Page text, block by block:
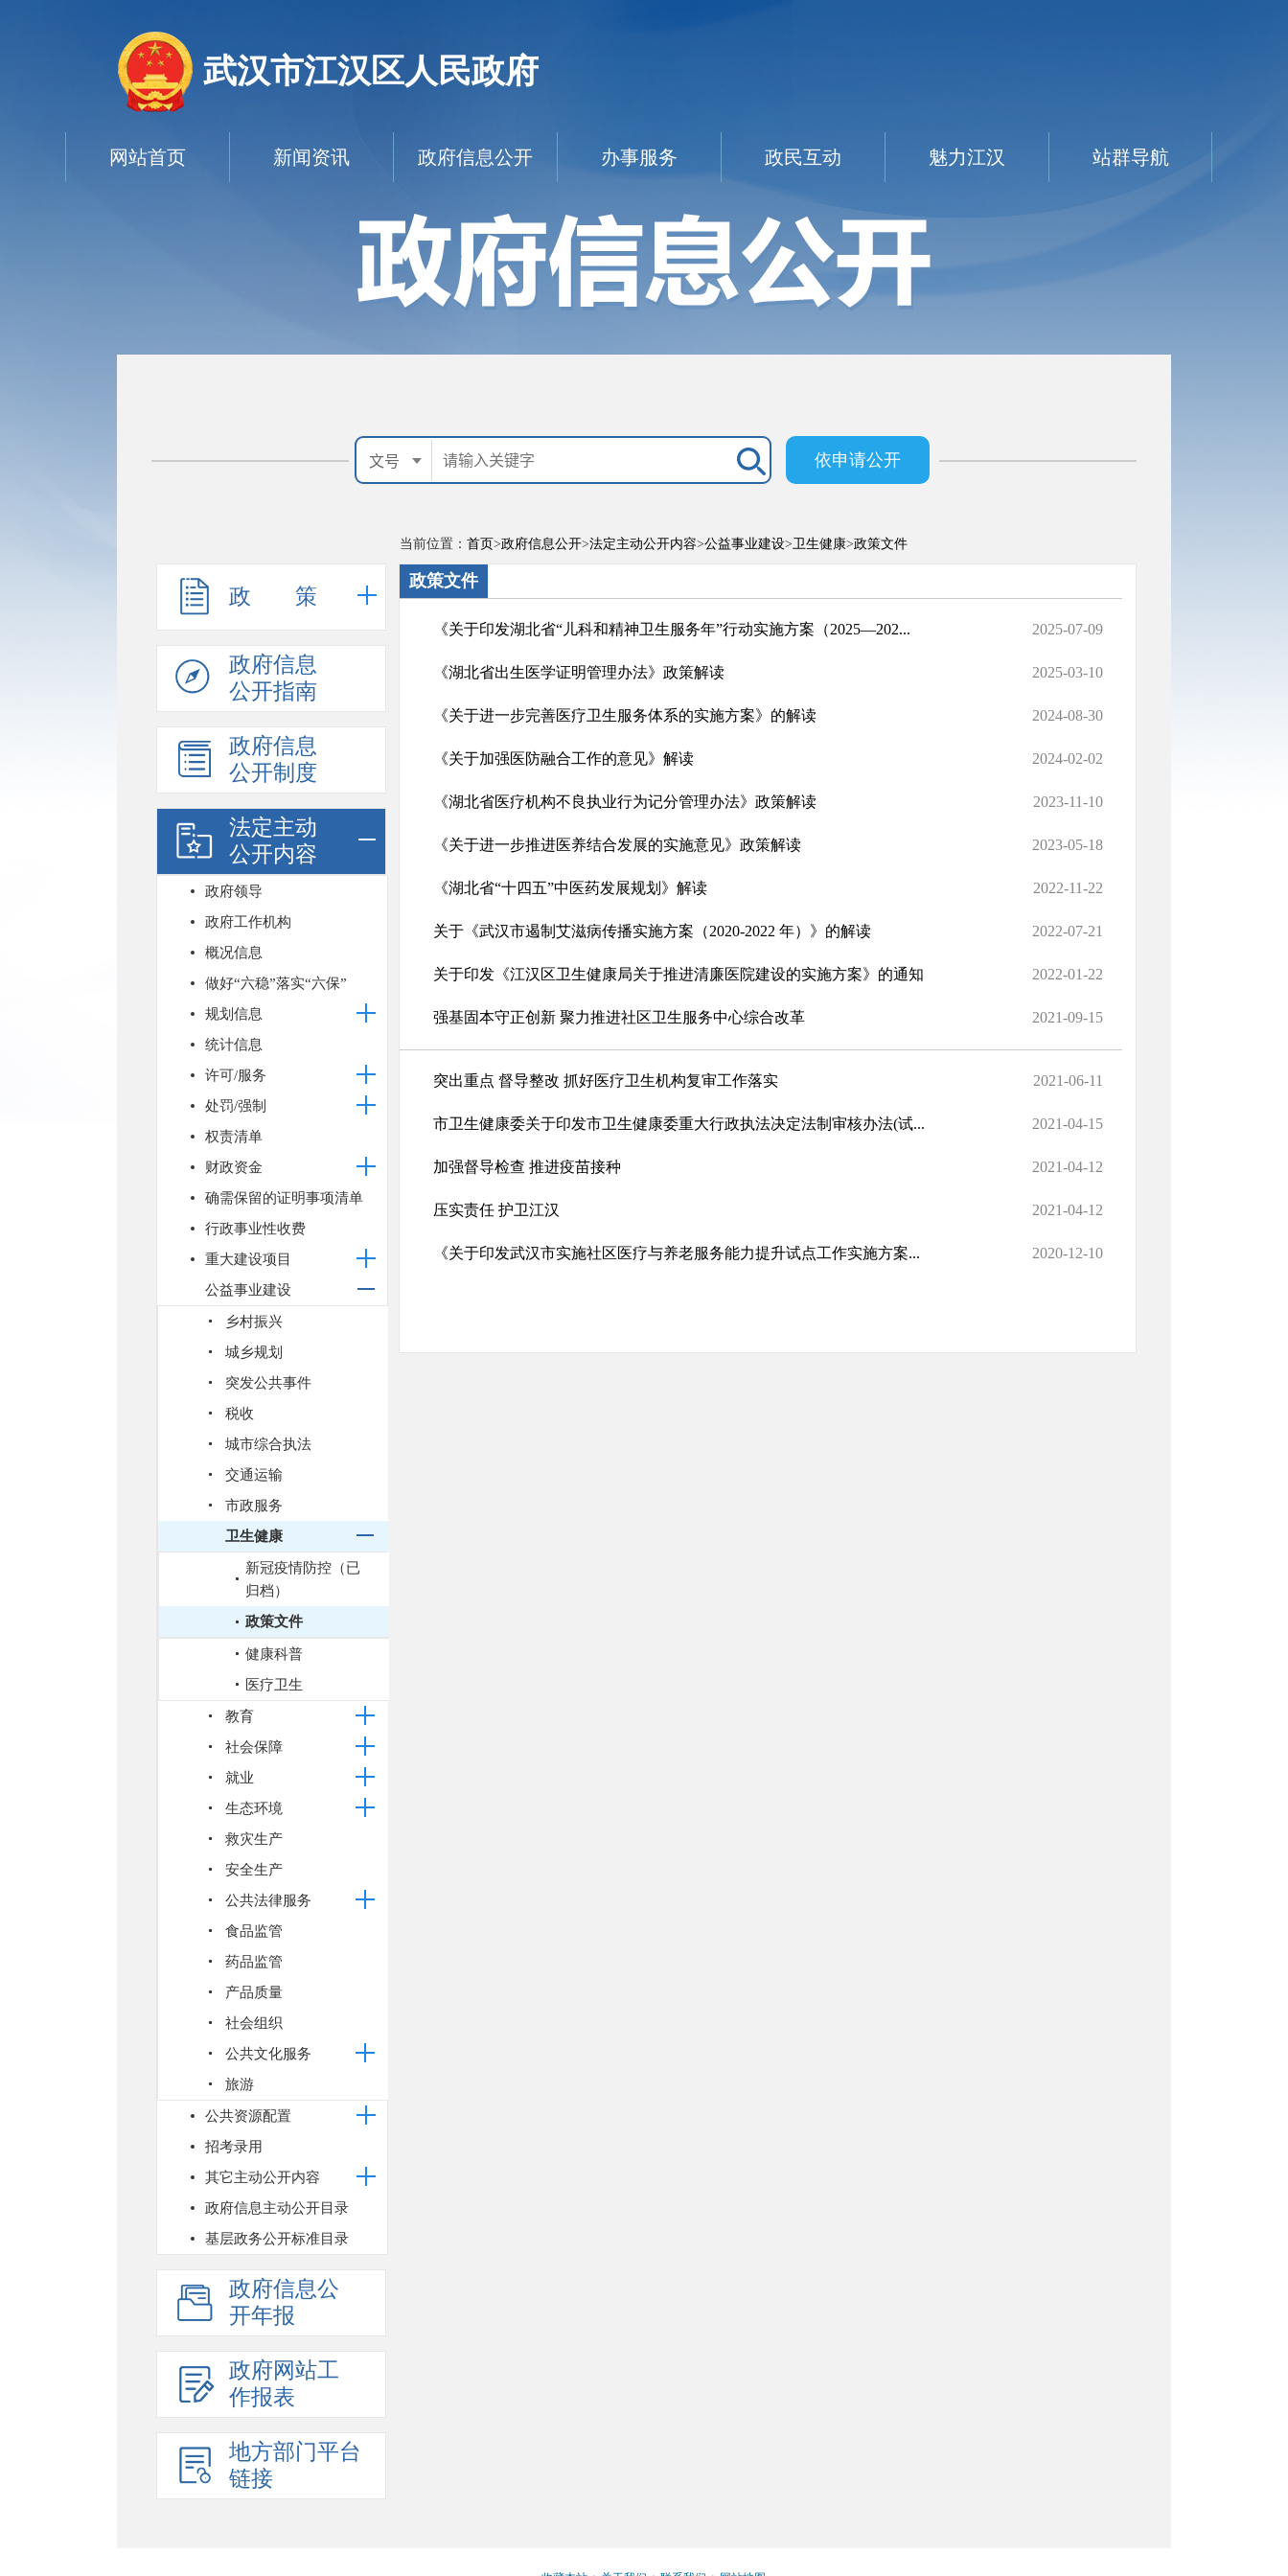
武汉市江汉区人民政府
依申请公开
网站首页 新闻资讯 政府信息公开 办事服务 政民互动 魅力江汉 站群导航
政 策
政府信息
公开指南
政府信息
公开制度
法定主动
公开内容
政府领导
政府工作机构
概况信息
做好“六稳”落实“六保”
规划信息
统计信息
许可/服务
处罚/强制
权责清单
财政资金
确需保留的证明事项清单
行政事业性收费
重大建设项目
公益事业建设
乡村振兴
城乡规划
突发公共事件
税收
城市综合执法
交通运输
市政服务
卫生健康
新冠疫情防控（已
归档）
政策文件
健康科普
医疗卫生
教育
社会保障
就业
生态环境
救灾生产
安全生产
公共法律服务
食品监管
药品监管
产品质量
社会组织
公共文化服务
旅游
公共资源配置
招考录用
其它主动公开内容
政府信息主动公开目录
基层政务公开标准目录
政府信息公
开年报
政府网站工
作报表
地方部门平台
链接
当前位置： 首页>政府信息公开>法定主动公开内容>公益事业建设>卫生健康>政策文件
政策文件
《关于印发湖北省“儿科和精神卫生服务年”行动实施方案（2025—202... 2025-07-09
《湖北省出生医学证明管理办法》政策解读 2025-03-10
《关于进一步完善医疗卫生服务体系的实施方案》的解读 2024-08-30
《关于加强医防融合工作的意见》解读 2024-02-02
《湖北省医疗机构不良执业行为记分管理办法》政策解读 2023-11-10
《关于进一步推进医养结合发展的实施意见》政策解读 2023-05-18
《湖北省“十四五”中医药发展规划》解读 2022-11-22
关于《武汉市遏制艾滋病传播实施方案（2020-2022 年）》的解读 2022-07-21
关于印发《江汉区卫生健康局关于推进清廉医院建设的实施方案》的通知 2022-01-22
强基固本守正创新 聚力推进社区卫生服务中心综合改革 2021-09-15
突出重点 督导整改 抓好医疗卫生机构复审工作落实 2021-06-11
市卫生健康委关于印发市卫生健康委重大行政执法决定法制审核办法(试... 2021-04-15
加强督导检查 推进疫苗接种 2021-04-12
压实责任 护卫江汉 2021-04-12
《关于印发武汉市实施社区医疗与养老服务能力提升试点工作实施方案... 2020-12-10